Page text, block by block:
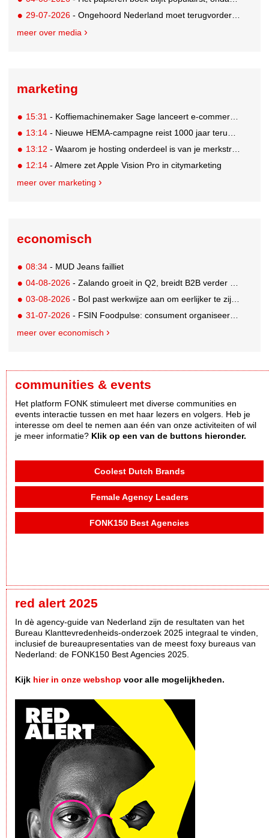
29-07-2026 - Ongehoord Nederland moet terugvordering betalen aan Commissariaat voor de Media
meer over media
marketing
15:31 - Koffiemachinemaker Sage lanceert e-commerceplatform voor koffieliefhebbers
13:14 - Nieuwe HEMA-campagne reist 1000 jaar terug in de tijd naar 'Hemastein'
13:12 - Waarom je hosting onderdeel is van je merkstrategie
12:14 - Almere zet Apple Vision Pro in citymarketing
meer over marketing
economisch
08:34 - MUD Jeans failliet
04-08-2026 - Zalando groeit in Q2, breidt B2B verder uit en innoveert met AI
03-08-2026 - Bol past werkwijze aan om eerlijker te zijn naar verkopers en consumenten
31-07-2026 - FSIN Foodpulse: consument organiseert eet- en koopgedrag bewuster
meer over economisch
communities & events
Het platform FONK stimuleert met diverse communities en
events interactie tussen en met haar lezers en volgers. Heb je
interesse om deel te nemen aan één van onze activiteiten of wil
je meer informatie? Klik op een van de buttons hieronder.
Coolest Dutch Brands
Female Agency Leaders
FONK150 Best Agencies
red alert 2025
In dè agency-guide van Nederland zijn de resultaten van het
Bureau Klanttevredenheids-onderzoek 2025 integraal te vinden,
inclusief de bureaupresentaties van de meest foxy bureaus van
Nederland: de FONK150 Best Agencies 2025.
Kijk hier in onze webshop voor alle mogelijkheden.